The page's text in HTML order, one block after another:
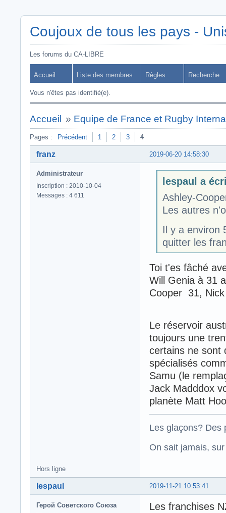
Coujoux de tous les pays -
Les forums du CA-LIBRE
Accueil Liste des membres Règles Recherche
Vous n'êtes pas identifié(e).
Accueil » Equipe de France et Rugby
Pages : Précédent 1 2 3 4
2019-06-20 14:58:30
franz
Administrateur
Inscription : 2010-10-04
Messages : 4 611
lespaul a
Ashley-
Les autres
Il y a environ
quitter les
Toi t'es fâché
Will Genia à 31
Cooper 31,
Le réservoir
toujours une
certains ne sont
spécialisés
Samu (le
Jack Madddox
planète Matt
Les glaçons? Des
On sait jamais,
Hors ligne
2019-11-21 10:53:41
lespaul
Герой Советского Союза
Les franchises